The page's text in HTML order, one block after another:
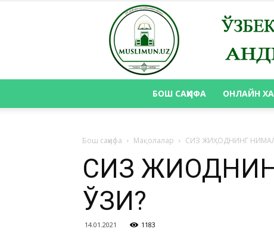
БОШ САҲИФА ОНЛАЙН
Бош саҳифа Мақолалар СИЗ ЖИҲОДНИНГ
СИЗ
ЎЗИ?
14.01.2021 1183